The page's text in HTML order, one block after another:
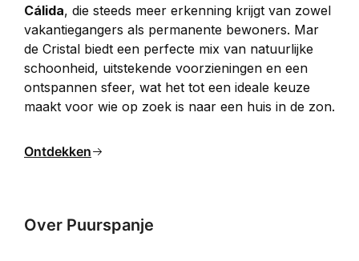
Cálida, die steeds meer erkenning krijgt van zowel
vakantiegangers als permanente bewoners. Mar
de Cristal biedt een perfecte mix van natuurlijke
schoonheid, uitstekende voorzieningen en een
ontspannen sfeer, wat het tot een ideale keuze
maakt voor wie op zoek is naar een huis in de zon.
Ontdekken
Over Puurspanje